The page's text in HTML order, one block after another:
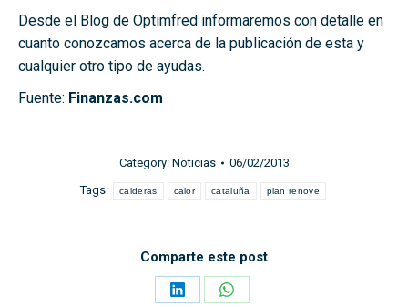
Desde el Blog de Optimfred informaremos con detalle en
cuanto conozcamos acerca de la publicación de esta y
cualquier otro tipo de ayudas.
Fuente: Finanzas.com
Category: Noticias 06/02/2013
Tags: calderas calor cataluña plan renove
Comparte este post
Share Share